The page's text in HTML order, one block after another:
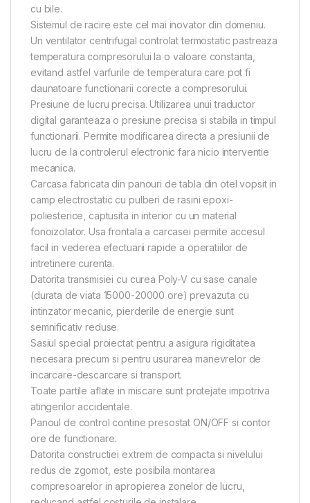
cu bile.
Sistemul de racire este cel mai inovator din domeniu.
Un ventilator centrifugal controlat termostatic pastreaza
temperatura compresorului la o valoare constanta,
evitand astfel varfurile de temperatura care pot fi
daunatoare functionarii corecte a compresorului.
Presiune de lucru precisa. Utilizarea unui traductor
digital garanteaza o presiune precisa si stabila in timpul
functionarii. Permite modificarea directa a presiunii de
lucru de la controlerul electronic fara nicio interventie
mecanica.
Carcasa fabricata din panouri de tabla din otel vopsit in
camp electrostatic cu pulberi de rasini epoxi-
poliesterice, captusita in interior cu un material
fonoizolator. Usa frontala a carcasei permite accesul
facil in vederea efectuarii rapide a operatiilor de
intretinere curenta.
Datorita transmisiei cu curea Poly-V cu sase canale
(durata de viata 15000-20000 ore) prevazuta cu
intinzator mecanic, pierderile de energie sunt
semnificativ reduse.
Sasiul special proiectat pentru a asigura rigiditatea
necesara precum si pentru usurarea manevrelor de
incarcare-descarcare si transport.
Toate partile aflate in miscare sunt protejate impotriva
atingerilor accidentale.
Panoul de control contine presostat ON/OFF si contor
ore de functionare.
Datorita constructiei extrem de compacta si nivelului
redus de zgomot, este posibila montarea
compresoarelor in apropierea zonelor de lucru,